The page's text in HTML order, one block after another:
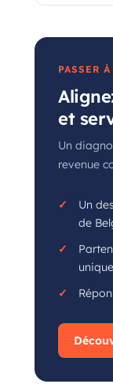
PASSER
et
Un
revenue
Un
de